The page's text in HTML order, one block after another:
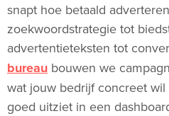
snapt hoe betaald
zoekwoordstrategie tot
advertentieteksten tot
bureau bouwen we
wat jouw bedrijf concreet
goed uitziet in een